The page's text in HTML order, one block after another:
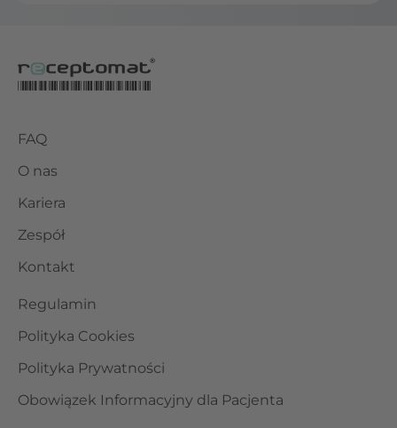
FAQ
O nas
Kariera
Zespół
Kontakt
Regulamin
Polityka Cookies
Polityka Prywatności
Obowiązek Informacyjny dla Pacjenta